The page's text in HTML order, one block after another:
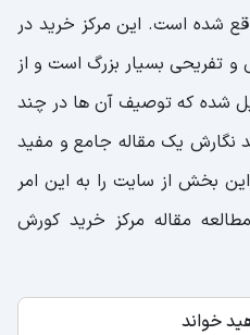
شده است. این مرکز خرید در
تفریحی بسیار بزرگ است و از
شده که توصیف آن ها در چند
نگارش یک مقاله جامع و مفید
بخش از سایت را به این امر
مقاله مرکز خرید کورش
خواند